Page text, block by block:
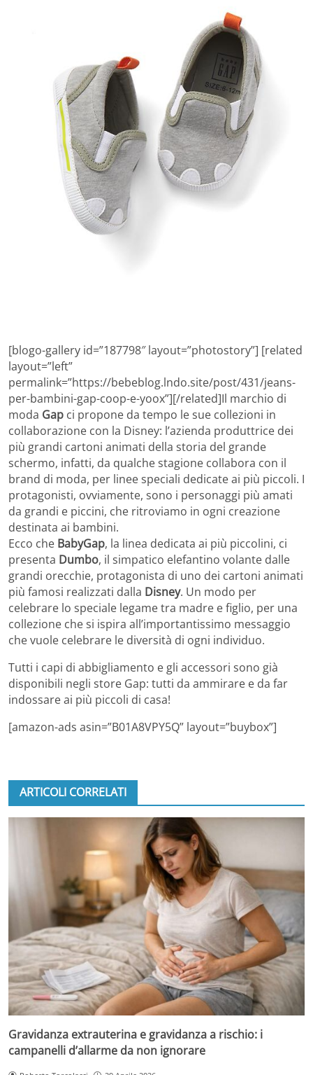
[blogo-gallery id=”187798″ layout=”photostory”] [related
layout=”left”
permalink=”https://bebeblog.lndo.site/post/431/jeans-
per-bambini-gap-coop-e-yoox”][/related]Il marchio di
moda Gap ci propone da tempo le sue collezioni in
collaborazione con la Disney: l’azienda produttrice dei
più grandi cartoni animati della storia del grande
schermo, infatti, da qualche stagione collabora con il
brand di moda, per linee speciali dedicate ai più piccoli. I
protagonisti, ovviamente, sono i personaggi più amati
da grandi e piccini, che ritroviamo in ogni creazione
destinata ai bambini.
Ecco che BabyGap, la linea dedicata ai più piccolini, ci
presenta Dumbo, il simpatico elefantino volante dalle
grandi orecchie, protagonista di uno dei cartoni animati
più famosi realizzati dalla Disney. Un modo per
celebrare lo speciale legame tra madre e figlio, per una
collezione che si ispira all’importantissimo messaggio
che vuole celebrare le diversità di ogni individuo.
Tutti i capi di abbigliamento e gli accessori sono già
disponibili negli store Gap: tutti da ammirare e da far
indossare ai più piccoli di casa!
[amazon-ads asin=”B01A8VPY5Q” layout=”buybox”]
ARTICOLI CORRELATI
Gravidanza extrauterina e gravidanza a rischio: i
campanelli d’allarme da non ignorare